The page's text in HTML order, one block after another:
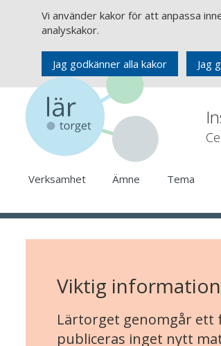
Vi använder kakor för att anpassa
analyskakor.
Jag godkänner alla kakor Jag
Verksamhet Ämne Tema
Viktig
Lärtorget genomgår ett
publiceras inget nytt